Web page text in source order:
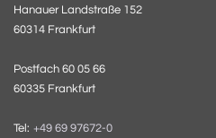
Hanauer Landstraße 152
60314 Frankfurt
Postfach 60 05 66
60335 Frankfurt
Tel: +49 69 97672-0